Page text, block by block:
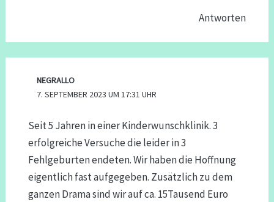
Antworten
NEGRALLO
7. SEPTEMBER 2023 UM 17:31 UHR
Seit 5 Jahren in einer Kinderwunschklinik. 3
erfolgreiche Versuche die leider in 3
Fehlgeburten endeten. Wir haben die Hoffnung
eigentlich fast aufgegeben. Zusätzlich zu dem
ganzen Drama sind wir auf ca. 15Tausend Euro